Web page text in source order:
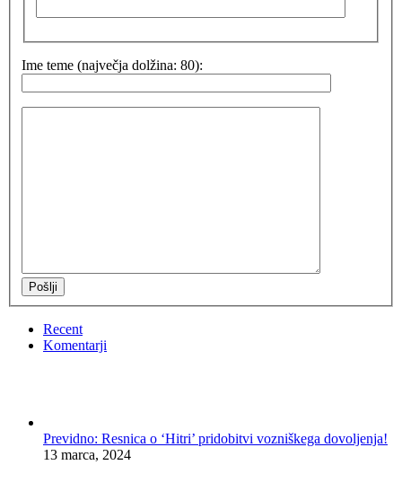
Ime teme (največja dolžina: 80):
Pošlji
Recent
Komentarji
Previdno: Resnica o ‘Hitri’ pridobitvi vozniškega dovoljenja!
13 marca, 2024